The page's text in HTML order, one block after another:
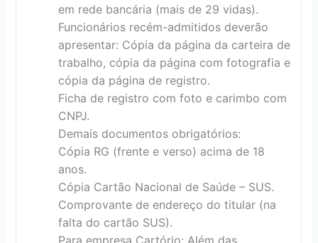
em rede bancária (mais de 29 vidas).
Funcionários recém-admitidos deverão
apresentar: Cópia da página da carteira de
trabalho, cópia da página com fotografia e
cópia da página de registro.
Ficha de registro com foto e carimbo com
CNPJ.
Demais documentos obrigatórios:
Cópia RG (frente e verso) acima de 18
anos.
Cópia Cartão Nacional de Saúde – SUS.
Comprovante de endereço do titular (na
falta do cartão SUS).